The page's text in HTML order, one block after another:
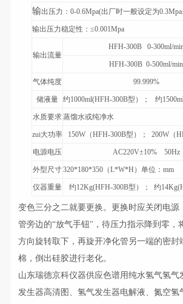
输出压力： 0-0.6Mpa(出厂时一般设定为
输出压力稳定性：≤0.001Mpa
输出流量
HFH-300B 0-300ml/
HFH-300B 0-500ml/min
气体纯度 99.999%
储液量 约1000ml(HFH-300B型）； 约
水质要求蒸馏水或纯净水
zui大功率 150W（HFH-300B型）； 200W（
电源电压 AC220V±10% 50Hz
外型尺寸320*180*350（L*W*H）单位：mm
仪器重量 约12Kg(HFH-300B型）； 约
变色三分之二就要更换。更换时应关闭电源
管旁边的“放气手钮"，待压力指示降到零，
方向旋转取下，再旋开净化管另一端的密封
棉，倒出硅胶进行老化。
山东瑞德京科仪器供应色谱用纯水氢气氢气
发生器高清图、氢气发生器电解液、氮空氢